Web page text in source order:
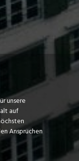
unsere
auf
Ansprüchen